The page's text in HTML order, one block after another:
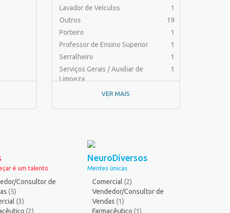
Lavador de Veículos
1
Outros
19
Porteiro
1
Professor de Ensino Superior
1
Serralheiro
1
Serviços Gerais / Auxiliar de
Limpeza
1
VER MAIS
é um talento
Consultor de
(5)
(3)
(2)
NeuroDiversos
Mentes únicas
Comercial (2)
Vendedor/Consultor de
Vendas (1)
Farmacêutico (1)